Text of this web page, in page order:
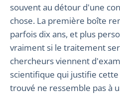
souvent au détour d'une
chose. La première boîte
parfois dix ans, et plus
vraiment si le traitement
chercheurs viennent
scientifique qui justifie
trouvé ne ressemble pas à